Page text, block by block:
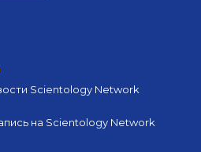
Scientology Network
на Scientology Network